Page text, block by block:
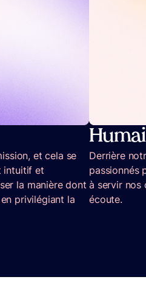
et cela se
intuitif et
la manière dont
privilégiant la
Derrière
passionnés
à servir nos
écoute.